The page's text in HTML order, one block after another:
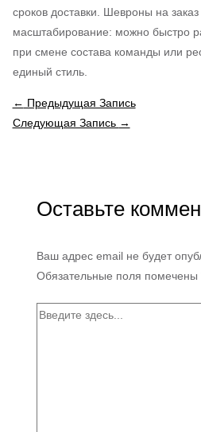
сроков доставки. Шевроны на
масштабирование: можно быстро
при смене состава команды или
единый стиль.
← Предыдущая Запись
Следующая Запись →
Оставьте
Ваш адрес email не будет
Обязательные поля помечены